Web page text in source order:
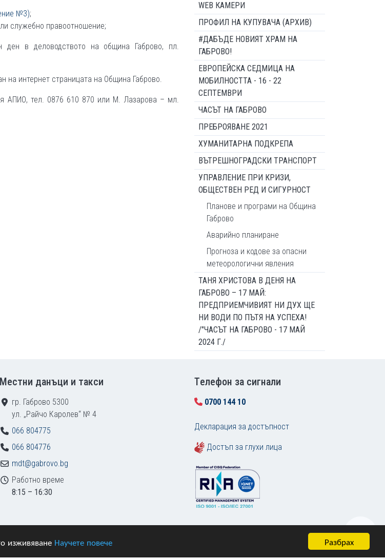
Разбрах
изживяване Научете повече
№3);
служебно правоотношение;
в деловодството на община Габрово, пл.
на интернет страницата на Община Габрово.
АПИО, тел. 0876 610 870 или М. Лазарова – мл.
WEB КАМЕРИ
ПРОФИЛ НА КУПУВАЧА (АРХИВ)
#ДАБЪДЕ НОВИЯТ ХРАМ НА
ГАБРОВО!
ЕВРОПЕЙСКА СЕДМИЦА НА
МОБИЛНОСТТА - 16 - 22
СЕПТЕМВРИ
ЧАСЪТ НА ГАБРОВО
ПРЕБРОЯВАНЕ 2021
ХУМАНИТАРНА ПОДКРЕПА
ВЪТРЕШНОГРАДСКИ ТРАНСПОРТ
УПРАВЛЕНИЕ ПРИ КРИЗИ,
ОБЩЕСТВЕН РЕД И СИГУРНОСТ
Планове и програми на Община
Габрово
Аварийно планиране
Прогноза и кодове за опасни
метеорологични явления
ТАНЯ ХРИСТОВА В ДЕНЯ НА
ГАБРОВО – 17 МАЙ:
ПРЕДПРИЕМЧИВИЯТ НИ ДУХ ЩЕ
НИ ВОДИ ПО ПЪТЯ НА УСПЕХА!
/"ЧАСЪТ НА ГАБРОВО - 17 МАЙ
2024 Г./
Местни данъци и такси
гр. Габрово 5300
ул. „Райчо Каролев“ № 4
066 804775
066 804776
mdt@gabrovo.bg
Работно време
8:15 – 16:30
Tелефон за сигнали
0700 144 10
Декларация за достъпност
Достъп за глухи лица